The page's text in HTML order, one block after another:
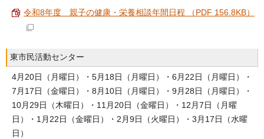
令和8年度 親子の健康・栄養相談年間日程 （PDF 156.8KB）
東市民活動センター
4月20日（月曜日）・5月18日（月曜日）・6月22日（月曜日）・
7月17日（金曜日）・8月10日（月曜日）・9月28日（月曜日）・
10月29日（木曜日）・11月20日（金曜日）・12月7日（月曜
日）・1月22日（金曜日）・2月9日（火曜日）・3月17日（水曜
日）